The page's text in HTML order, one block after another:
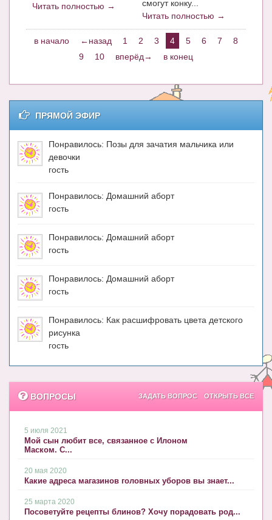
Читать полностью →
смогут конку...
Читать полностью →
в начало ←назад 1 2 3 4 5 6 7
8
9
10 вперёд→ в конец
ПРЯМОЙ ЭФИР
Понравилось: Позы для зачатия мальчика или
девочки
гость
Понравилось: Домашний аборт
гость
Понравилось: Домашний аборт
гость
Понравилось: Домашний аборт
гость
Понравилось: Как расшифровать цвета детского
рисунка
гость
ВОПРОСЫ ОТКРЫТЬ ВСЕ
ЗАДАТЬ ВОПРОС
5 июля 2021
Мой сын любит все, связанное с Илоном
Маском. С...
20 мая 2020
Какие адреса магазинов головных уборов вы знает...
25 марта 2020
Посоветуйте рецепты блинов? Хочу порадовать род...